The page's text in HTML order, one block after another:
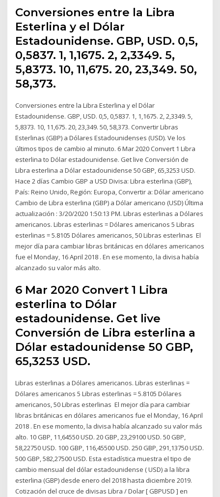
Conversiones entre la Libra
Esterlina y el Dólar
Estadounidense. GBP, USD. 0,5,
0,5837. 1, 1,1675. 2, 2,3349. 5,
5,8373. 10, 11,675. 20, 23,349. 50,
58,373.
Conversiones entre la Libra Esterlina y el Dólar
Estadounidense. GBP, USD. 0,5, 0,5837. 1, 1,1675. 2, 2,3349. 5,
5,8373. 10, 11,675. 20, 23,349. 50, 58,373. Convertir Libras
Esterlinas (GBP) a Dólares Estadounidenses (USD). Ve los
últimos tipos de cambio al minuto. 6 Mar 2020 Convert 1 Libra
esterlina to Dólar estadounidense. Get live Conversión de
Libra esterlina a Dólar estadounidense 50 GBP, 65,3253 USD.
Hace 2 días Cambio GBP a USD Divisa: Libra esterlina (GBP),
País: Reino Unido, Región: Europa, Convertir a: Dólar americano
Cambio de Libra esterlina (GBP) a Dólar americano (USD) Última
actualización : 3/20/2020 1:50:13 PM. Libras esterlinas a Dólares
americanos. Libras esterlinas = Dólares americanos 5 Libras
esterlinas = 5.8105 Dólares americanos, 50 Libras esterlinas El
mejor día para cambiar libras británicas en dólares americanos
fue el Monday, 16 April 2018 . En ese momento, la divisa había
alcanzado su valor más alto.
6 Mar 2020 Convert 1 Libra
esterlina to Dólar
estadounidense. Get live
Conversión de Libra esterlina a
Dólar estadounidense 50 GBP,
65,3253 USD.
Libras esterlinas a Dólares americanos. Libras esterlinas =
Dólares americanos 5 Libras esterlinas = 5.8105 Dólares
americanos, 50 Libras esterlinas El mejor día para cambiar
libras británicas en dólares americanos fue el Monday, 16 April
2018 . En ese momento, la divisa había alcanzado su valor más
alto. 10 GBP, 11,64550 USD. 20 GBP, 23,29100 USD. 50 GBP,
58,22750 USD. 100 GBP, 116,45500 USD. 250 GBP, 291,13750 USD.
500 GBP, 582,27500 USD. Esta estadística muestra el tipo de
cambio mensual del dólar estadounidense ( USD) a la libra
esterlina (GBP) desde enero del 2018 hasta diciembre 2019.
Cotización del cruce de divisas Libra / Dolar [ GBPUSD ] en